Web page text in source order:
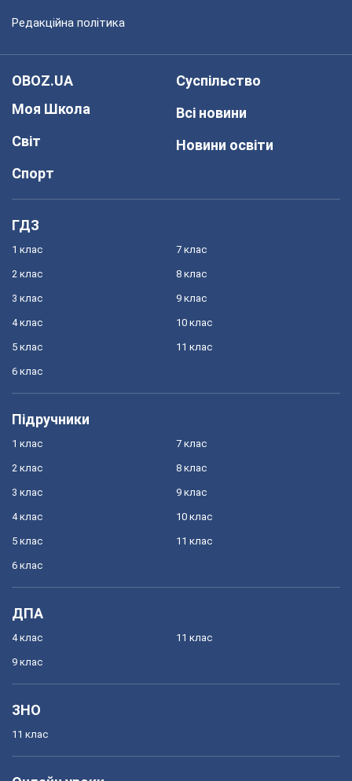
Редакційна політика
OBOZ.UA
Моя Школа
Світ
Спорт
Суспільство
Всі новини
Новини освіти
ГДЗ
1 клас
2 клас
3 клас
4 клас
5 клас
6 клас
7 клас
8 клас
9 клас
10 клас
11 клас
Підручники
1 клас
2 клас
3 клас
4 клас
5 клас
6 клас
7 клас
8 клас
9 клас
10 клас
11 клас
ДПА
4 клас
9 клас
11 клас
ЗНО
11 клас